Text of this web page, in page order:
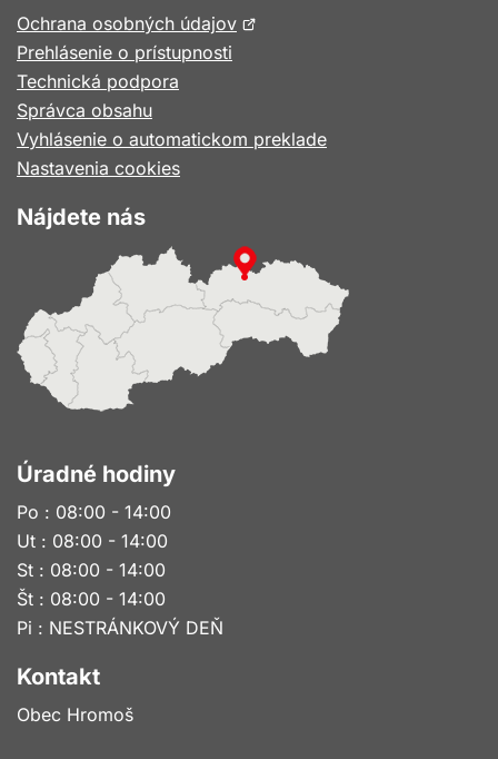
Ochrana osobných údajovOtvorí
okne
Prehlásenie o prístupnosti
Technická podpora
Správca obsahu
Vyhlásenie o automatickom preklade
Nastavenia cookies
Nájdete nás
Úradné hodiny
Po : 08:00 - 14:00
Ut : 08:00 - 14:00
St : 08:00 - 14:00
Št : 08:00 - 14:00
Pi : NESTRÁNKOVÝ DEŇ
Kontakt
Obec Hromoš